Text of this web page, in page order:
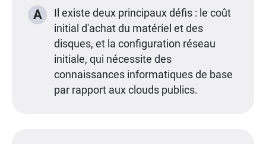
A
Il existe deux principaux défis : le coût
initial d'achat du matériel et des
disques, et la configuration réseau
initiale, qui nécessite des
connaissances informatiques de base
par rapport aux clouds publics.